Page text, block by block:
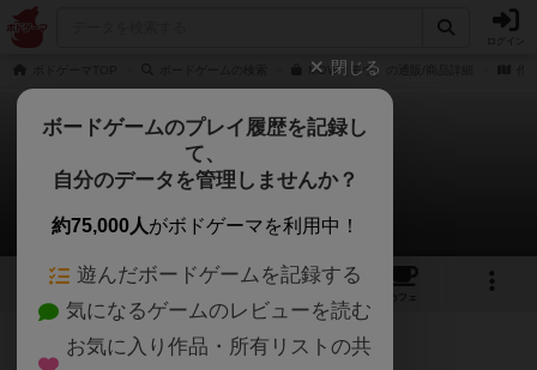
MOW（モウ）の通販/商品詳細
モウ
スートのスーさんのルール/インスト
4 5
カフェ
58名 0名 0 2年弱前
閉じる
ボードゲームのプレイ履歴を記録し
て、
自分のデータを管理しませんか？
約75,000人がボドゲーマを利用中！
遊んだボードゲームを記録する
気になるゲームのレビューを読む
お気に入り作品・所有リストの共